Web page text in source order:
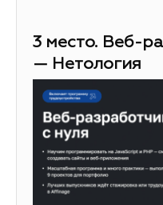
3 место. Веб-
— Нетология